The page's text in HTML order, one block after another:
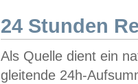
24 Stunden
Als Quelle dient ein
gleitende 24h-